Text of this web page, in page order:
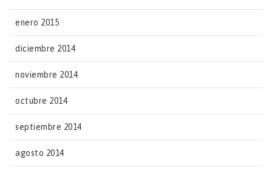
enero 2015
diciembre 2014
noviembre 2014
octubre 2014
septiembre 2014
agosto 2014